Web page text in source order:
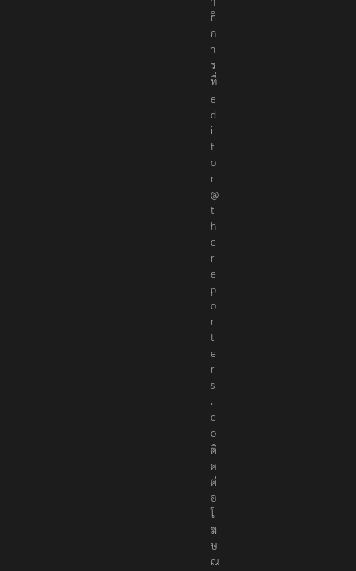
ธิ
ก
า
ร
ที่
e
d
i
t
o
r
@
t
h
e
r
e
p
o
r
t
e
r
s
.
c
o
ติ
ด
ต่
อ
โ
ฆ
ษ
ณ